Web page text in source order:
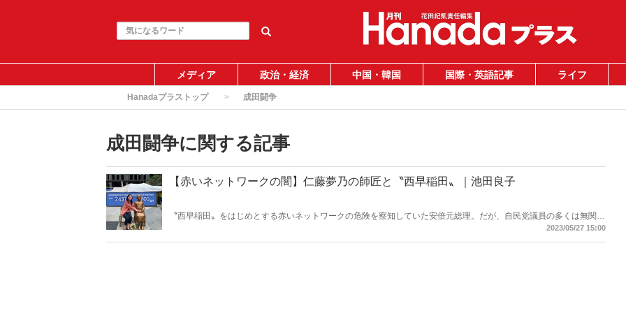
メディア 政治・経済 中国・韓国 国際・英語記事 ライフ
Hanadaプラストップ 成田闘争
成田闘争に関する記事
【赤いネットワークの闇】仁藤夢乃の師匠と〝西早稲田〟｜池田良子
〝西早稲田〟をはじめとする赤いネットワークの危険を察知していた安倍元総理。だが、自民党議員の多くは無関心
か無知である。北村晴男弁護士は言う。「詐欺師に一見して『悪い人』はいない。『いい人』だと思われなければ人
2023/05/27 15:00